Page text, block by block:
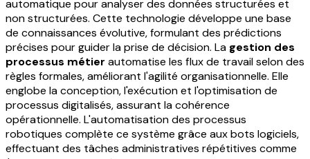
automatique pour analyser des données structurées et
non structurées. Cette technologie développe une base
de connaissances évolutive, formulant des prédictions
précises pour guider la prise de décision. La gestion des
processus métier automatise les flux de travail selon des
règles formales, améliorant l'agilité organisationnelle. Elle
englobe la conception, l'exécution et l'optimisation de
processus digitalisés, assurant la cohérence
opérationnelle. L'automatisation des processus
robotiques complète ce système grâce aux bots logiciels,
effectuant des tâches administratives répétitives comme